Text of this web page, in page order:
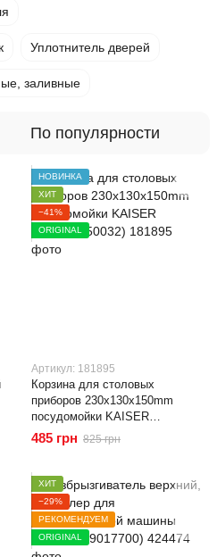
Уплотнитель дверей
заливные
По популярности
НОВИНКА
ХИТ
−41%
ORIGINAL
Артикул: 181895
Корзина для столовых
приборов 230x130x150mm
посудомойки KAISER
(672030550032)
485 грн 825 грн
ХИТ
−29%
РЕКОМЕНДУЕМ
ORIGINAL